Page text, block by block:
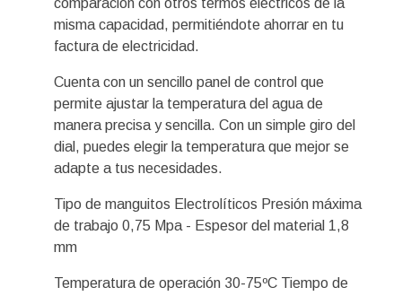
comparación con otros termos eléctricos de la
misma capacidad, permitiéndote ahorrar en tu
factura de electricidad.
Cuenta con un sencillo panel de control que
permite ajustar la temperatura del agua de
manera precisa y sencilla. Con un simple giro del
dial, puedes elegir la temperatura que mejor se
adapte a tus necesidades.
Tipo de manguitos Electrolíticos Presión máxima
de trabajo 0,75 Mpa - Espesor del material 1,8
mm
Temperatura de operación 30-75ºC Tiempo de